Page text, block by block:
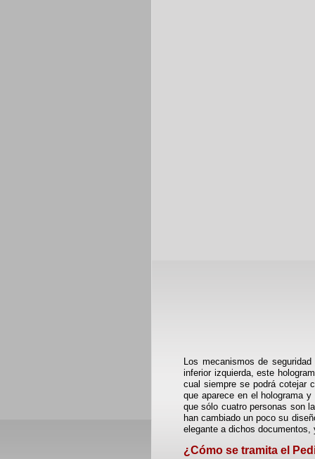
Los mecanismos de
inferior izquierda, este
cual siempre se podrá cotejar
que aparece en el holograma
que sólo cuatro personas son
han cambiado un poco su
elegante a dichos
¿Cómo se tramita el